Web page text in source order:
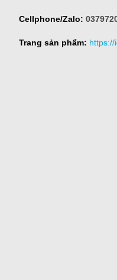
Cellphone/Zalo:
Trang sản phẩm: https://